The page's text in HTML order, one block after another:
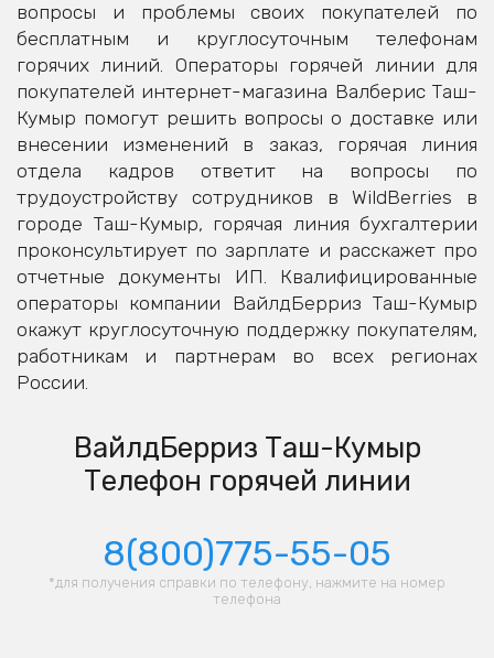
вопросы и проблемы своих покупателей по
бесплатным и круглосуточным телефонам
горячих линий. Операторы горячей линии для
покупателей интернет-магазина Валберис Таш-
Кумыр помогут решить вопросы о доставке или
внесении изменений в заказ, горячая линия
отдела кадров ответит на вопросы по
трудоустройству сотрудников в WildBerries в
городе Таш-Кумыр, горячая линия бухгалтерии
проконсультирует по зарплате и расскажет про
отчетные документы ИП. Квалифицированные
операторы компании ВайлдБерриз Таш-Кумыр
окажут круглосуточную поддержку покупателям,
работникам и партнерам во всех регионах
России.
ВайлдБерриз Таш-Кумыр
Телефон горячей линии
8(800)775-55-05
*для получения справки по телефону, нажмите на номер
телефона